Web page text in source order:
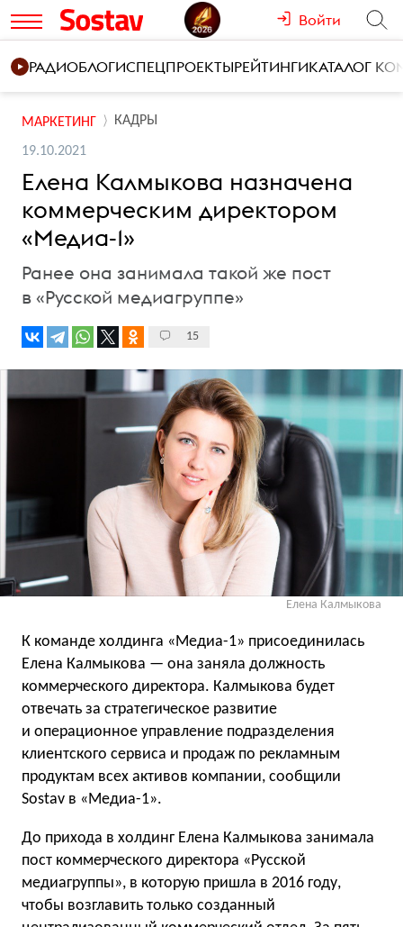
Войти
РАДИОБЛОГИСПЕЦПРОЕКТЫРЕЙТИНГИКАТАЛОГ
МАРКЕТИНГ КАДРЫ
19.10.2021
Елена Калмыкова назначена
коммерческим директором
«Медиа-1»
Ранее она занимала такой же пост
в «Русской медиагруппе»
15
Елена Калмыкова
К команде холдинга «Медиа-1» присоединилась
Елена Калмыкова — она заняла должность
коммерческого директора. Калмыкова будет
отвечать за стратегическое развитие
и операционное управление подразделения
клиентского сервиса и продаж по рекламным
продуктам всех активов компании, сообщили
Sostav в «Медиа-1».
До прихода в холдинг Елена Калмыкова занимала
пост коммерческого директора «Русской
медиагруппы», в которую пришла в 2016 году,
чтобы возглавить только созданный